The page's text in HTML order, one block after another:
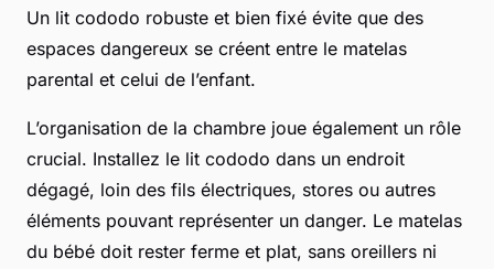
Un lit cododo robuste et bien fixé évite que des
espaces dangereux se créent entre le matelas
parental et celui de l’enfant.
L’organisation de la chambre joue également un rôle
crucial. Installez le lit cododo dans un endroit
dégagé, loin des fils électriques, stores ou autres
éléments pouvant représenter un danger. Le matelas
du bébé doit rester ferme et plat, sans oreillers ni